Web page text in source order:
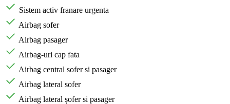
Sistem activ franare urgenta
Airbag sofer
Airbag pasager
Airbag-uri cap fata
Airbag central sofer si pasager
Airbag lateral sofer
Airbag lateral șofer si pasager